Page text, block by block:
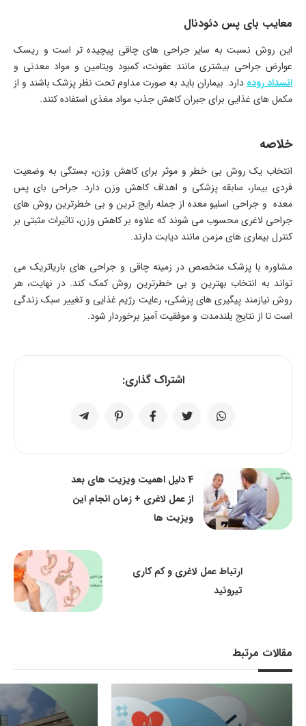
معایب بای پس دئودنال
این روش نسبت به سایر جراحی های چاقی پیچیده تر است و ریسک
عوارض جراحی بیشتری مانند عفونت، کمبود ویتامین و مواد معدنی و
انسداد رودهدارد. بیماران باید به صورت مداوم تحت نظر پزشک باشند و از
مکمل های غذایی برای جبران کاهش جذب مواد مغذی استفاده کنند.
خلاصه
انتخاب یک روش بی خطر و موثر برای کاهش وزن، بستگی به وضعیت
فردی بیمار، سابقه پزشکی و اهداف کاهش وزن دارد. جراحی بای پس
معده و جراحی اسلیو معده از جمله رایج ترین و بی خطرترین روش های
جراحی لاغری محسوب می شوند که علاوه بر کاهش وزن، تاثیرات مثبتی بر
کنترل بیماری های مزمن مانند دیابت دارند.
مشاوره با پزشک متخصص در زمینه چاقی و جراحی های باریاتریک می
تواند به انتخاب بهترین و بی خطرترین روش کمک کند. در نهایت، هر
روش نیازمند پیگیری های پزشکی، رعایت رژیم غذایی و تغییر سبک زندگی
است تا از نتایج بلندمدت و موفقیت آمیز برخوردار شود.
اشتراک گذاری:
4 دلیل اهمیت ویزیت های بعد
از عمل لاغری + زمان انجام این
ویزیت ها
ارتباط عمل لاغری و کم کاری
تیروئید
مقالات مرتبط